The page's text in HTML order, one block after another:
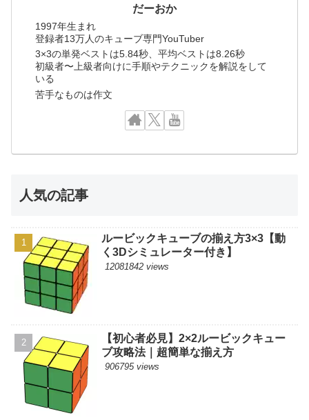
だーおか
1997年生まれ
登録者13万人のキューブ専門YouTuber
3×3の単発ベストは5.84秒、平均ベストは8.26秒
初級者〜上級者向けに手順やテクニックを解説をして
いる
苦手なものは作文
人気の記事
ルービックキューブの揃え方3×3【動
く3Dシミュレーター付き】
12081842 views
【初心者必見】2×2ルービックキュー
ブ攻略法｜超簡単な揃え方
906795 views